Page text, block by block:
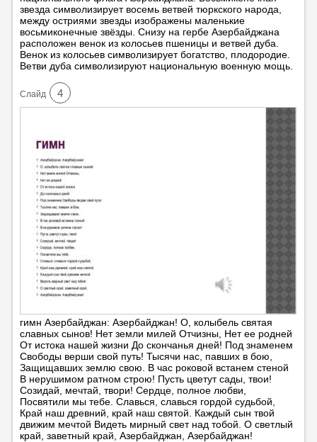
звезда символизирует восемь ветвей тюркского народа,
между остриями звезды изображены маленькие
восьмиконечные звёзды. Снизу на гербе Азербайджана
расположен венок из колосьев пшеницы и ветвей дуба.
Венок из колосьев символизирует богатство, плодородие.
Ветви дуба символизируют национальную военную мощь.
Cлайд 4
гимн Азербайджан: Азербайджан! О, колыбель святая
славных сынов! Нет земли милей Отчизны, Нет ее родней
От истока нашей жизни До скончанья дней! Под знаменем
Свободы верши свой путь! Тысячи нас, павших в бою,
Защищавших землю свою. В час роковой встанем стеной
В нерушимом ратном строю! Пусть цветут сады, твои!
Созидай, мечтай, твори! Сердце, полное любви,
Посвятили мы тебе. Славься, славься гордой судьбой,
Край наш древний, край наш святой. Каждый сын твой
движим мечтой Видеть мирный свет над тобой. О светлый
край, заветный край, Азербайджан, Азербайджан!